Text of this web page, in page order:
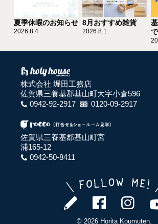
夏季休暇のお知らせ
2026.8.4
8月おすすめ雑貨
2026.8.1
株式会社 堀田工務店
佐賀県三養基郡基山町大字小倉596
0942-92-2917
0120-09-2917
佐賀県三養基郡基山町宮
浦165-12
0942-50-8411
© 2026 Horita Koumuten.